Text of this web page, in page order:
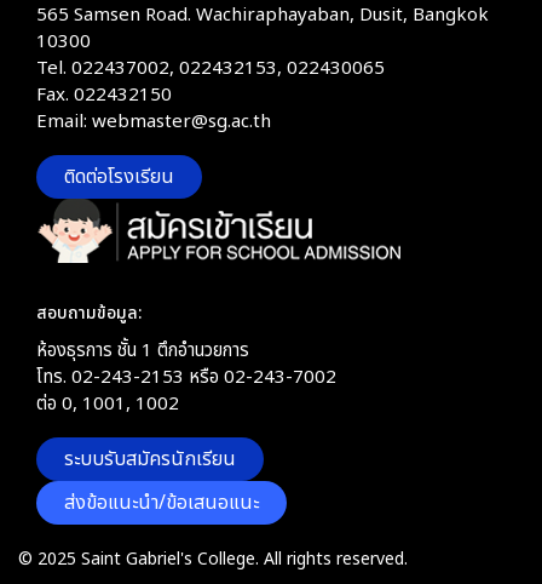
565 Samsen Road. Wachiraphayaban, Dusit, Bangkok
10300
Tel. 022437002, 022432153, 022430065
Fax. 022432150
Email: webmaster@sg.ac.th
ติดต่อโรงเรียน
สอบถามข้อมูล:
ห้องธุรการ ชั้น 1 ตึกอำนวยการ
โทร. 02-243-2153 หรือ 02-243-7002
ต่อ 0, 1001, 1002
ระบบรับสมัครนักเรียน
ส่งข้อแนะนำ/ข้อเสนอแนะ
© 2025 Saint Gabriel's College. All rights reserved.